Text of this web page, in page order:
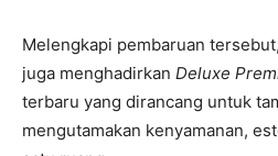
Melengkapi pembaruan
juga menghadirkan Deluxe
terbaru yang dirancang untuk
mengutamakan kenyamanan,